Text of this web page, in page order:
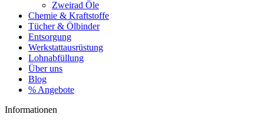
Zweirad Öle
Chemie & Kraftstoffe
Tücher & Ölbinder
Entsorgung
Werkstattausrüstung
Lohnabfüllung
Über uns
Blog
% Angebote
Informationen